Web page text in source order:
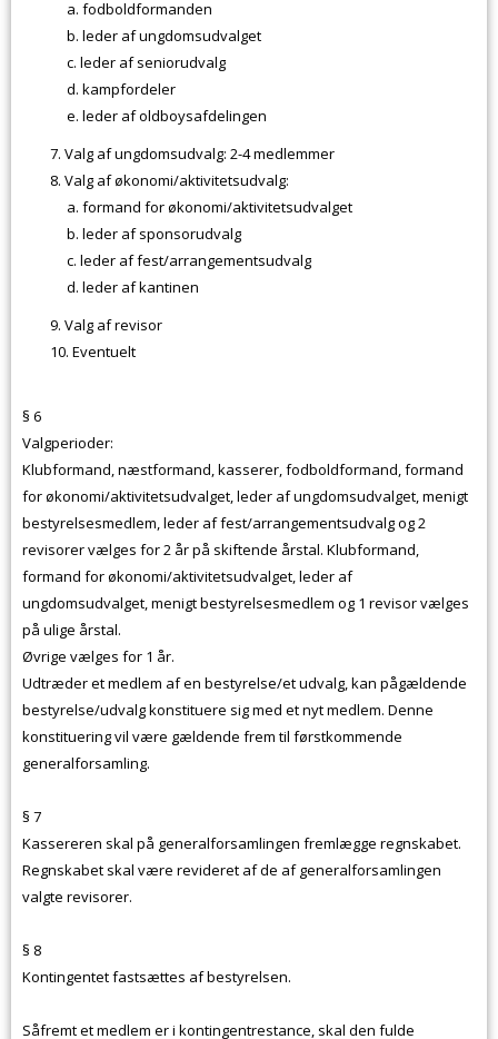
fodboldformanden
leder af ungdomsudvalget
leder af seniorudvalg
kampfordeler
leder af oldboysafdelingen
Valg af ungdomsudvalg: 2-4 medlemmer
Valg af økonomi/aktivitetsudvalg:
formand for økonomi/aktivitetsudvalget
leder af sponsorudvalg
leder af fest/arrangementsudvalg
leder af kantinen
Valg af revisor
Eventuelt
§ 6
Valgperioder:
Klubformand, næstformand, kasserer, fodboldformand, formand
for økonomi/aktivitetsudvalget, leder af ungdomsudvalget, menigt
bestyrelsesmedlem, leder af fest/arrangementsudvalg og 2
revisorer vælges for 2 år på skiftende årstal. Klubformand,
formand for økonomi/aktivitetsudvalget, leder af
ungdomsudvalget, menigt bestyrelsesmedlem og 1 revisor vælges
på ulige årstal.
Øvrige vælges for 1 år.
Udtræder et medlem af en bestyrelse/et udvalg, kan pågældende
bestyrelse/udvalg konstituere sig med et nyt medlem. Denne
konstituering vil være gældende frem til førstkommende
generalforsamling.
§ 7
Kassereren skal på generalforsamlingen fremlægge regnskabet.
Regnskabet skal være revideret af de af generalforsamlingen
valgte revisorer.
§ 8
Kontingentet fastsættes af bestyrelsen.
Såfremt et medlem er i kontingentrestance, skal den fulde